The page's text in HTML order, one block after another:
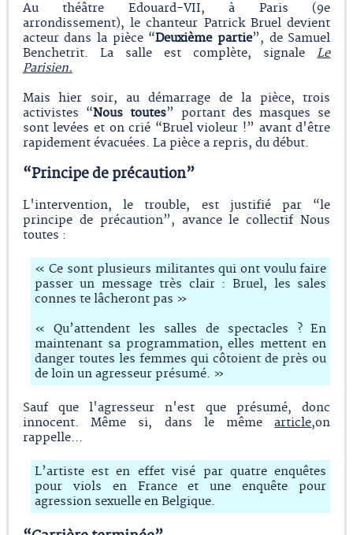
Au théâtre Edouard-VII, à Paris (9e
arrondissement), le chanteur Patrick Bruel devient
acteur dans la pièce “Deuxième partie”, de Samuel
Benchetrit. La salle est complète, signaleLe
Parisien.
Mais hier soir, au démarrage de la pièce, trois
activistes “Nous toutes” portant des masques se
sont levées et on crié “Bruel violeur !” avant d'être
rapidement évacuées. La pièce a repris, du début.
“Principe de précaution”
L'intervention, le trouble, est justifié par “le
principe de précaution”, avance le collectif Nous
toutes :
« Ce sont plusieurs militantes qui ont voulu faire
passer un message très clair : Bruel, les sales
connes te lâcheront pas »
« Qu’attendent les salles de spectacles ? En
maintenant sa programmation, elles mettent en
danger toutes les femmes qui côtoient de près ou
de loin un agresseur présumé. »
Sauf que l'agresseur n'est que présumé, donc
innocent. Même si, dans le mêmearticle,on
rappelle…
L’artiste est en effet visé par quatre enquêtes
pour viols en France et une enquête pour
agression sexuelle en Belgique.